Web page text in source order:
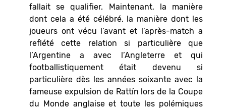
fallait se qualifier. Maintenant, la manière
dont cela a été célébré, la manière dont les
joueurs ont vécu l’avant et l’après-match a
reflété cette relation si particulière que
l’Argentine a avec l’Angleterre et qui
footballistiquement était devenu si
particulière dès les années soixante avec la
fameuse expulsion de Rattín lors de la Coupe
du Monde anglaise et toute les polémiques